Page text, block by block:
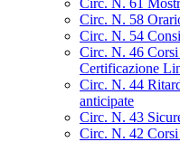
Circ. N. 61
Circ. N. 58
Circ. N. 54
Circ. N. 46
Certificazione
Circ. N. 44
anticipate
Circ. N. 43
Circ. N. 42